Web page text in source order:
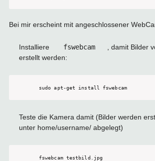
Bei mir erscheint mit angeschlossener
Installiere fswebcam
, damit Bilder
erstellt werden:
sudo apt-get install fswebcam
Teste die Kamera damit (Bilder werden
unter home/username/ abgelegt)
fswebcam testbild.jpg